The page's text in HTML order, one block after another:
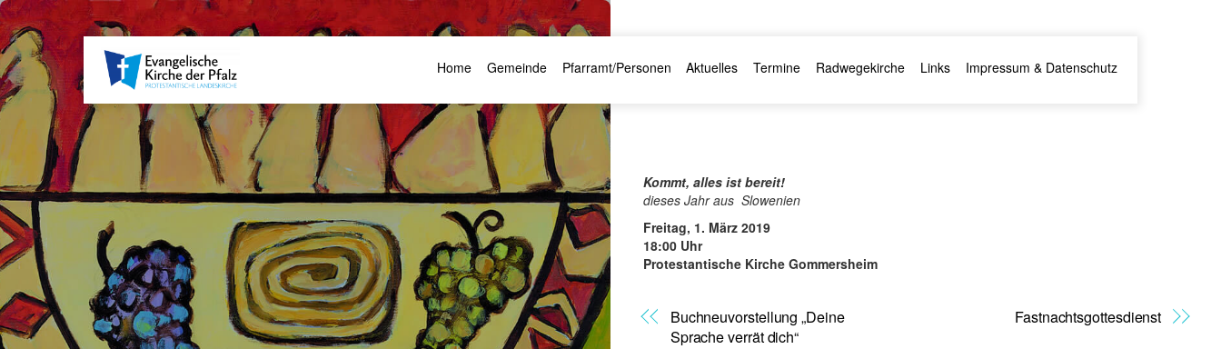
Home Gemeinde Pfarramt/Personen Aktuelles Termine Radwegekirche Links Impressum & Datenschutz
Kommt, alles ist bereit!
dieses Jahraus Slowenien
Freitag, 1. März 2019
18:00 Uhr
Protestantische Kirche Gommersheim
Buchneuvorstellung „Deine
Sprache verrät dich“
Fastnachtsgottesdienst